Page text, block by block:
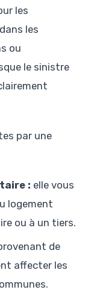
les
les
ou
le sinistre
par une
: elle vous
logement
ou à un tiers.
de
affecter les